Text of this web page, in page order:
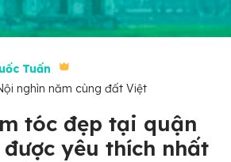
Tuấn
nghìn năm cùng đất Việt
tóc đẹp tại quận
yêu thích nhất